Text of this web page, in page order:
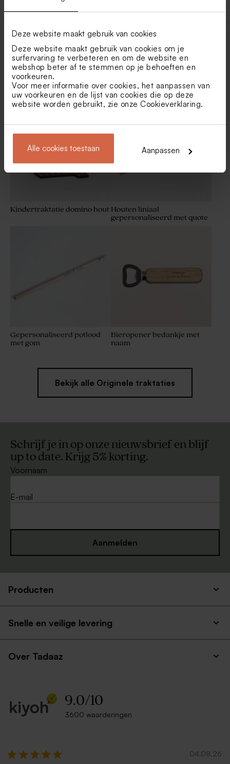
Deze website maakt gebruik van cookies
Deze website maakt gebruik van cookies om je
surfervaring te verbeteren en om de website en
webshop beter af te stemmen op je behoeften en
voorkeuren.
Voor meer informatie over cookies, het aanpassen van
uw voorkeuren en de lijst van cookies die op deze
website worden gebruikt, zie onze Cookieverklaring.
Alle cookies toestaan Aanpassen
Gepersonaliseerde houten
jojo
Bedankje potloodkoker
Kindertraktatie domino hout Houten liniaal
gepersonaliseerd met quote
Gepersonaliseerd potlood
met gom
Bieropener bedankje met
naam
Bekijk alle Originele traktaties
Schrijf je in op onze nieuwsbrief en blijf
up to date. Krijg 5% korting.
Voornaam
E-mail
Aanmelden
Producten
Snelle en veilige levering
Over Tadaaz
9.0/10
3600 waarderingen
04.08.26